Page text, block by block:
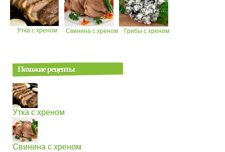
Утка с хреном Свинина с хреном Грибы с хреном
Похожие рецепты
Утка с хреном
Свинина с хреном